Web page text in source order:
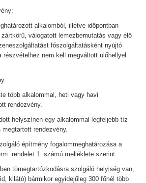
alkalomból, illetve időpontban
válogatott lemezbemutatás vagy élő
főszolgáltatásként nyújtó
részvételhez nem kell megváltott ülőhellyel
több alkalommal, heti vagy havi
rendezvény.
helyszínen egy alkalommal legfeljebb tíz
rendezvény.
építmény fogalommeghatározása a
rendelet 1. számú melléklete szerint:
tömegtartózkodásra szolgáló helyiség van,
kilátó) bármikor egyidejűleg 300 főnél több